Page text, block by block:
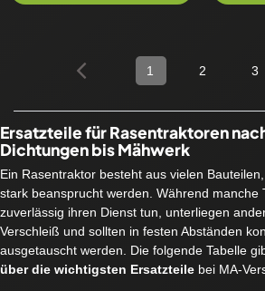
1 2 3
Ersatzteile für Rasentraktoren
Dichtungen bis Mähwerk
Ein Rasentraktor besteht aus vielen
stark beansprucht werden. Während manche
zuverlässig ihren Dienst tun, unterliegen
Verschleiß und sollten in festen Abständen
ausgetauscht werden. Die folgende Tabelle
über die wichtigsten Ersatzteile bei MA-